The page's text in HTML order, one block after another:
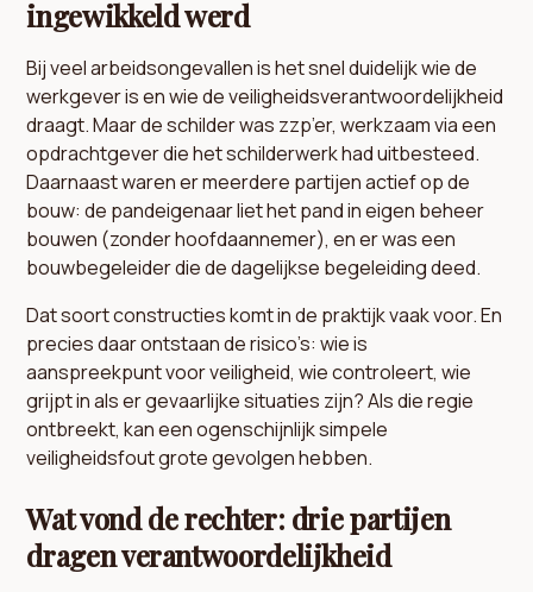
ingewikkeld werd
Bij veel arbeidsongevallen is het snel duidelijk wie de
werkgever is en wie de veiligheidsverantwoordelijkheid
draagt. Maar de schilder was zzp’er, werkzaam via een
opdrachtgever die het schilderwerk had uitbesteed.
Daarnaast waren er meerdere partijen actief op de
bouw: de pandeigenaar liet het pand in eigen beheer
bouwen (zonder hoofdaannemer), en er was een
bouwbegeleider die de dagelijkse begeleiding deed.
Dat soort constructies komt in de praktijk vaak voor. En
precies daar ontstaan de risico’s: wie is
aanspreekpunt voor veiligheid, wie controleert, wie
grijpt in als er gevaarlijke situaties zijn? Als die regie
ontbreekt, kan een ogenschijnlijk simpele
veiligheidsfout grote gevolgen hebben.
Wat vond de rechter: drie partijen
dragen verantwoordelijkheid